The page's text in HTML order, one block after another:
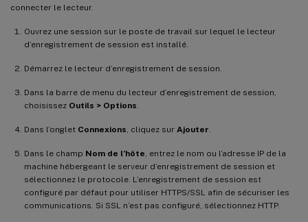
connecter le lecteur.
Ouvrez une session sur le poste de travail sur lequel le lecteur
d’enregistrement de session est installé.
Démarrez le lecteur d’enregistrement de session.
Dans la barre de menu du lecteur d’enregistrement de session,
choisissez Outils > Options
Dans l’onglet Connexions , cliquez sur Ajouter
Dans le champ Nom de l’hôte , entrez le nom ou l’adresse IP de la
machine hébergeant le serveur d’enregistrement de session et
sélectionnez le protocole. L’enregistrement de session est
configuré par défaut pour utiliser HTTPS/SSL afin de sécuriser les
communications. Si SSL n’est pas configuré, sélectionnez HTTP.